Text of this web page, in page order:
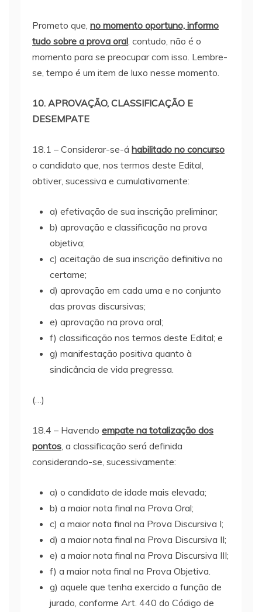
Prometo que, no momento oportuno, informo
tudo sobre a prova oral, contudo, não é o
momento para se preocupar com isso. Lembre-
se, tempo é um item de luxo nesse momento.
10. APROVAÇÃO, CLASSIFICAÇÃO E
DESEMPATE
18.1 – Considerar-se-á habilitado no concurso
o candidato que, nos termos deste Edital,
obtiver, sucessiva e cumulativamente:
a) efetivação de sua inscrição preliminar;
b) aprovação e classificação na prova
objetiva;
c) aceitação de sua inscrição definitiva no
certame;
d) aprovação em cada uma e no conjunto
das provas discursivas;
e) aprovação na prova oral;
f) classificação nos termos deste Edital; e
g) manifestação positiva quanto à
sindicância de vida pregressa.
(…)
18.4 – Havendo empate na totalização dos
pontos, a classificação será definida
considerando-se, sucessivamente:
a) o candidato de idade mais elevada;
b) a maior nota final na Prova Oral;
c) a maior nota final na Prova Discursiva I;
d) a maior nota final na Prova Discursiva II;
e) a maior nota final na Prova Discursiva III;
f) a maior nota final na Prova Objetiva.
g) aquele que tenha exercido a função de
jurado, conforme Art. 440 do Código de